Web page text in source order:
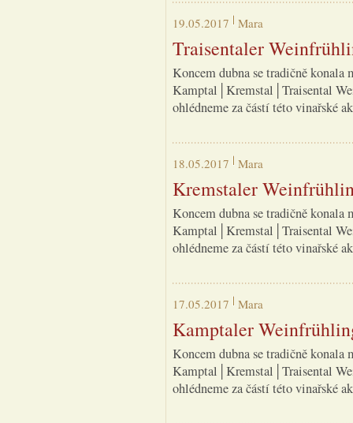
19.05.2017 Mara
Traisentaler
Koncem dubna se tradičně konala
Kamptal│Kremstal│Traisental
ohlédneme za částí této vinařské
18.05.2017 Mara
Kremstaler
Koncem dubna se tradičně konala
Kamptal│Kremstal│Traisental
ohlédneme za částí této vinařské
17.05.2017 Mara
Kamptaler
Koncem dubna se tradičně konala
Kamptal│Kremstal│Traisental
ohlédneme za částí této vinařské